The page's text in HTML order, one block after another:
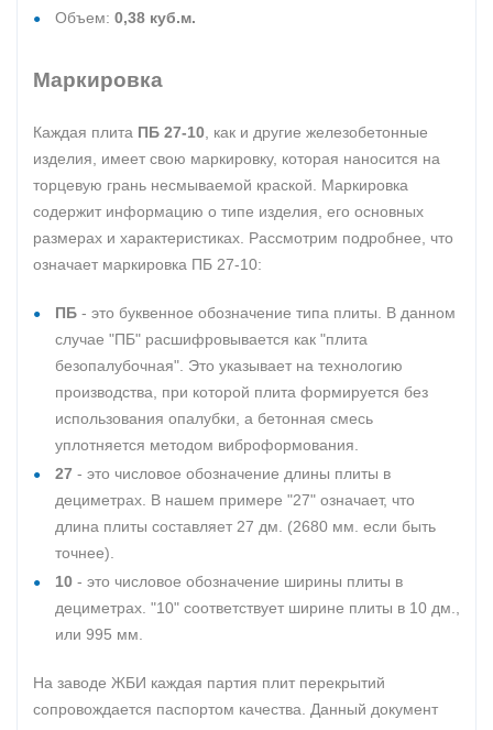
Объем: 0,38 куб.м.
Маркировка
Каждая плита ПБ 27-10 , как и другие железобетонные
изделия, имеет свою маркировку, которая наносится на
торцевую грань несмываемой краской. Маркировка
содержит информацию о типе изделия, его основных
размерах и характеристиках. Рассмотрим подробнее, что
означает маркировка ПБ 27-10:
ПБ - это буквенное обозначение типа плиты. В данном
случае "ПБ" расшифровывается как "плита
безопалубочная". Это указывает на технологию
производства, при которой плита формируется без
использования опалубки, а бетонная смесь
уплотняется методом виброформования.
27 - это числовое обозначение длины плиты в
дециметрах. В нашем примере "27" означает, что
длина плиты составляет 27 дм. (2680 мм. если быть
точнее).
10 - это числовое обозначение ширины плиты в
дециметрах. "10" соответствует ширине плиты в 10 дм.,
или 995 мм.
На заводе ЖБИ каждая партия плит перекрытий
сопровождается паспортом качества. Данный документ